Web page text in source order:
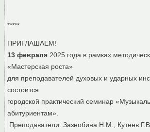
*****
ПРИГЛАШАЕМ!
13 февраля 2025 года в рамках
«Мастерская роста»
для преподавателей духовых и ударных
состоится
городской практический семинар
абитуриентам».
Преподаватели: Зазнобина Н.М., Кутеев